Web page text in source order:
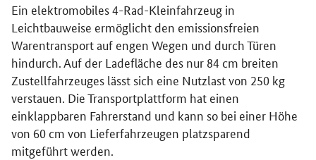
Ein elektromobiles 4-Rad-Kleinfahrzeug in
Leichtbauweise ermöglicht den emissionsfreien
Warentransport auf engen Wegen und durch Türen
hindurch. Auf der Ladefläche des nur 84 cm breiten
Zustellfahrzeuges lässt sich eine Nutzlast von 250 kg
verstauen. Die Transportplattform hat einen
einklappbaren Fahrerstand und kann so bei einer Höhe
von 60 cm von Lieferfahrzeugen platzsparend
mitgeführt werden.